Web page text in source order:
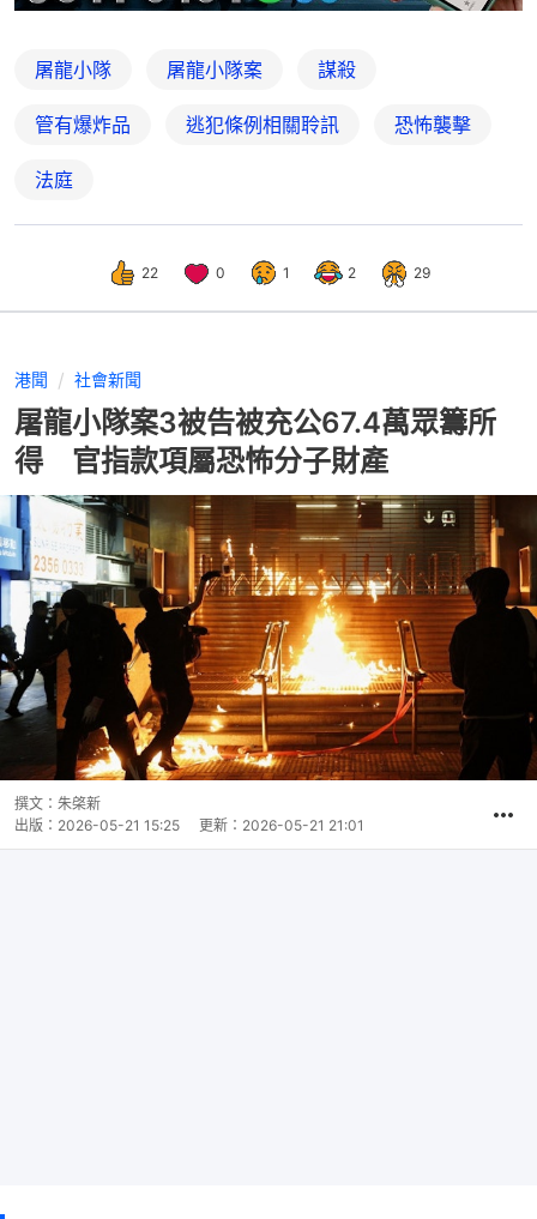
屠龍小隊 屠龍小隊案 謀殺
管有爆炸品 逃犯條例相關聆訊 恐怖襲擊
法庭
22 0 1 2 29
港聞 社會新聞
屠龍小隊案3被告被充公67.4萬眾籌所
得 官指款項屬恐怖分子財產
撰文： 朱棨新
出版： 2026-05-21 15:25 更新： 2026-05-21 21:01